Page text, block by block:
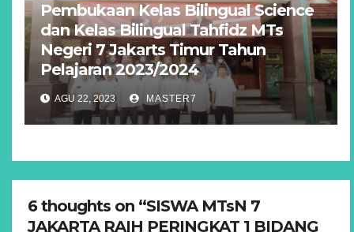
Pembukaan Kelas Bilingual Science
dan Kelas Bilingual Tahfidz MTs
Negeri 7 Jakarts Timur Tahun
Pelajaran 2023/2024
AGU 22, 2023 MASTER7
6 thoughts on “SISWA MTsN 7
JAKARTA RAIH PERINGKAT 1 BIDANG